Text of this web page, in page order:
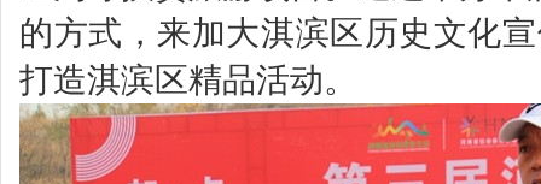
的方式，来加大淇滨区历史文化
打造淇滨区精品活动。